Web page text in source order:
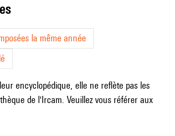
la même année
encyclopédique, elle ne reflète pas les
de l'Ircam. Veuillez vous référer aux